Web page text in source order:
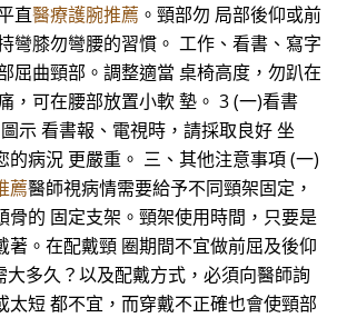
直醫療護腕推薦 。頸部勿 局部後仰或前
彎膝勿彎腰的習慣。 工作、看書、寫字
屈曲頸部。調整適當 桌椅高度，勿趴在
，可在腰部放置小軟 墊。 3 (一)看書
示 看書報、電視時，請採取良好 坐
的病況 更嚴重。 三、其他注意事項 (一)
薦醫師視病情需要給予不同頸架固定，
骨的 固定支架。頸架使用時間，只要是
著。在配戴頸 圈期間不宜做前屈及後仰
大多久？以及配戴方式，必須向醫師詢
太短 都不宜，而穿戴不正確也會使頸部